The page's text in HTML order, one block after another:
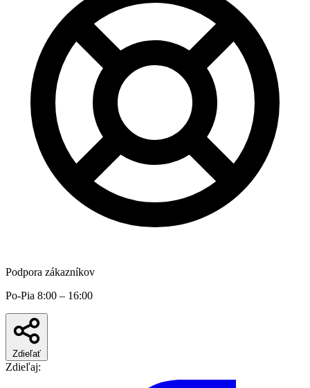
Podpora zákazníkov
Po-Pia 8:00 – 16:00
Zdieľať
Zdieľaj: